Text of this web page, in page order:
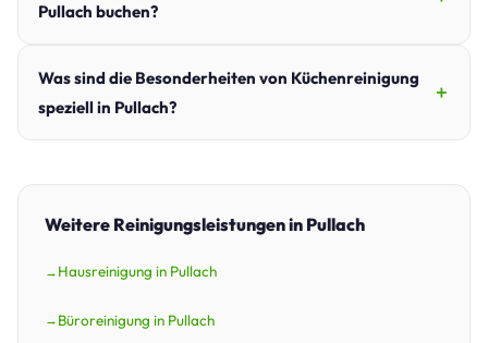
Pullach buchen?
Was sind die Besonderheiten von Küchenreinigung
speziell in Pullach?
Weitere Reinigungsleistungen in Pullach
Hausreinigung in Pullach
Büroreinigung in Pullach